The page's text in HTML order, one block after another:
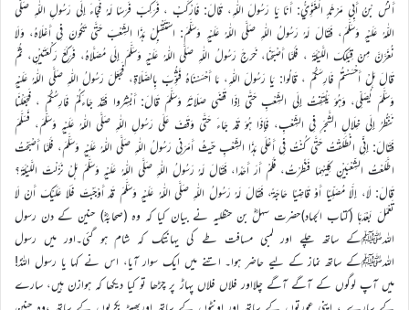
أَنَسُ بْنُ أَبِي مَرْثَدٍ الْغَنَوِيُّ: أَنَا يَا رَسُولَ اللّٰهِ، قَالَ: فَارْكَبْ ، فَرَكِبَ فَرَسًا لَهُ فَجَاءَ إِلَى رَسُولِ اللّٰهِ صَلَّى
اللّٰهُ عَلَيْهِ وَسَلَّمَ، فَقَالَ لَهُ رَسُولُ اللّٰهِ صَلَّى اللّٰهُ عَلَيْهِ وَسَلَّمَ: اسْتَقْبِلْ هَذَا الشِّعْبَ حَتَّى تَكُونَ فِي أَعْلَاهُ، وَلَا
نُغَرَّنَّ مِنْ قِبَلِكَ اللَّيْلَةَ ، فَلَمَّا أَصْبَحْنَا، خَرَجَ رَسُولُ اللّٰهِ صَلَّى اللّٰهُ عَلَيْهِ وَسَلَّمَ إِلَى مُصَلَّاهُ، فَرَكَعَ رَكْعَتَيْنِ، ثُمَّ
قَالَ هَلْ أَحْسَسْتُمْ فَارِسَكُمْ ، قَالُوا: يَا رَسُولَ اللّٰهِ، مَا أَحْسَسْنَاهُ فَثُوِّبَ بِالصَّلَاةِ، فَجَعَلَ رَسُولُ اللّٰهِ صَلَّى اللّٰهُ عَلَيْهِ
وَسَلَّمَ يُصَلِّي، وَهُوَ يَلْتَفِتُ إِلَى الشِّعْبِ حَتَّى إِذَا قَضَى صَلَاتَهُ وَسَلَّمَ قَالَ: أَبْشِرُوا فَقَدْ جَاءَكُمْ فَارِسُكُمْ ، فَجَعَلْنَا
نَنْظُرُ إِلَى خِلَالِ الشَّجَرِ فِي الشِّعْبِ، فَإِذَا هُوَ قَدْ جَاءَ حَتَّى وَقَفَ عَلَى رَسُولِ اللّٰهِ صَلَّى اللّٰهُ عَلَيْهِ وَسَلَّمَ، فَسَلَّمَ
فَقَالَ: إِنِّي انْطَلَقْتُ حَتَّى كُنْتُ فِي أَعْلَى هَذَا الشِّعْبِ حَيْثُ أَمَرَنِي رَسُولُ اللّٰهِ صَلَّى اللّٰهُ عَلَيْهِ وَسَلَّمَ، فَلَمَّا أَصْبَحْتُ
اطَّلَعْتُ الشِّعْبَيْنِ كِلَيْهِمَا فَنَظَرْتُ، فَلَمْ أَرَ أَحَدًا، فَقَالَ لَهُ رَسُولُ اللّٰهِ صَلَّى اللّٰهُ عَلَيْهِ وَسَلَّمَ هَلْ نَزَلْتَ اللَّيْلَةَ؟
قَالَ: لَا، إِلَّا مُصَلِّيًا أَوْ قَاضِيًا حَاجَةً، فَقَالَ لَهُ رَسُولُ اللّٰهِ صَلَّى اللّٰهُ عَلَيْهِ وَسَلَّمَ قَدْ أَوْجَبْتَ فَلَا عَلَيْكَ أَنْ لَا
تَعْمَلَ بَعْدَهَا (کتاب الجہاد)حضرت سہلؓ بن حنظلیہ نے بیان کیا کہ وہ (صحابہؓ) حنین کے دن رسول
اللہﷺکے ساتھ چلے اور لمبی مسافت طے کی یہانتک کہ شام ہو گئی۔اور میں رسول
اللہﷺکے ساتھ نماز کے لیے حاضر ہوا۔ اتنے میں ایک سوار آیا، اس نے کہا یا رسول اللہؐ!
میں آپ لوگوں کے آگے آگے چلااور فلاں فلاں پہاڑ پر چڑھا تو کیا دیکھا کہ ہوازن ہیں، سارے